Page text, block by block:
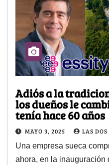
Adiós a la
los dueños le
tenía hace 60 años
MAYO 3, 2025 LAS
Una empresa sueca
ahora, en la inauguración